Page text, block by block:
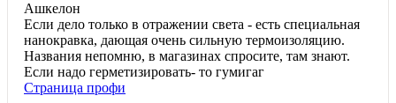
Ашкелон
Если дело только в отражении света - есть специальная
нанокравка, дающая очень сильную термоизоляцию.
Названия непомню, в магазинах спросите, там знают.
Если надо герметизировать- то гумигаг
Страница профи